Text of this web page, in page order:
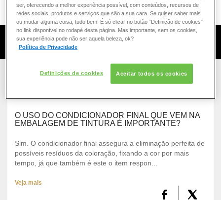
COMO POSSO AJUDAR? DÚVIDAS SOBRE:
CABELO
SOLAR
CONSULTORIA DE PRODUTOS LOREAL PARIS
Busca para: creme de tratamento
O USO DO CONDICIONADOR FINAL QUE VEM NA
EMBALAGEM DE TINTURA É IMPORTANTE?
Sim. O condicionador final assegura a eliminação perfeita de
possíveis resíduos da coloração, fixando a cor por mais
tempo, já que também é este o item respon...
Veja mais
ser, oferecendo a melhor experiência possível, com conteúdos, recursos de
redes sociais, produtos e serviços que são a sua cara. Se quiser saber mais
ou mudar alguma coisa, tudo bem. É só clicar no botão “Definição de cookies”
no link disponível no rodapé desta página. Mas importante, sem os cookies,
sua experiência pode não ser aquela beleza, ok?
Política de Privacidade
Definições de cookies Aceitar todos os cookies